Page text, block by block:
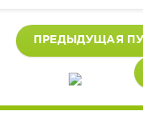
ПРЕДЫДУЩАЯ